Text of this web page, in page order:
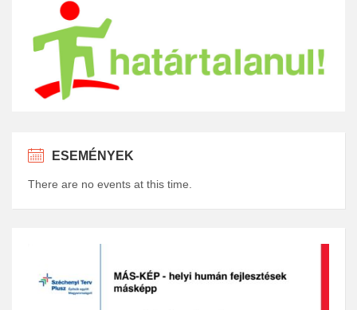
ESEMÉNYEK
There are no events at this time.